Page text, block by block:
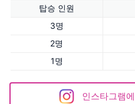
탑승 인원
3명
2명
1명
인스타그램